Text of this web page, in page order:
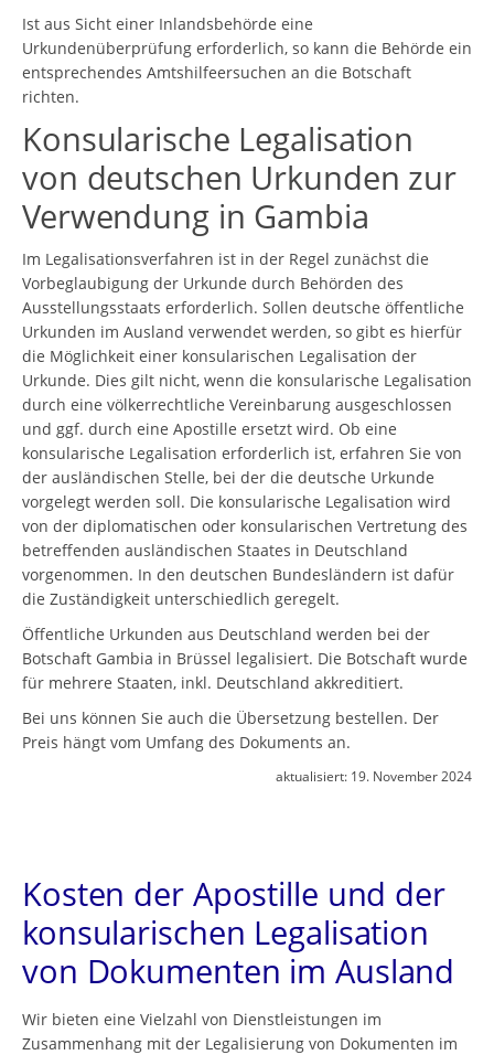
Ist aus Sicht einer Inlandsbehörde eine
Urkundenüberprüfung erforderlich, so kann die Behörde ein
entsprechendes Amtshilfeersuchen an die Botschaft
richten.
Konsularische Legalisation
von deutschen Urkunden zur
Verwendung in Gambia
Im Legalisationsverfahren ist in der Regel zunächst die
Vorbeglaubigung der Urkunde durch Behörden des
Ausstellungsstaats erforderlich. Sollen deutsche öffentliche
Urkunden im Ausland verwendet werden, so gibt es hierfür
die Möglichkeit einer konsularischen Legalisation der
Urkunde. Dies gilt nicht, wenn die konsularische Legalisation
durch eine völkerrechtliche Vereinbarung ausgeschlossen
und ggf. durch eine Apostille ersetzt wird. Ob eine
konsularische Legalisation erforderlich ist, erfahren Sie von
der ausländischen Stelle, bei der die deutsche Urkunde
vorgelegt werden soll. Die konsularische Legalisation wird
von der diplomatischen oder konsularischen Vertretung des
betreffenden ausländischen Staates in Deutschland
vorgenommen. In den deutschen Bundesländern ist dafür
die Zuständigkeit unterschiedlich geregelt.
Öffentliche Urkunden aus Deutschland werden bei der
Botschaft Gambia in Brüssel legalisiert. Die Botschaft wurde
für mehrere Staaten, inkl. Deutschland akkreditiert.
Bei uns können Sie auch die Übersetzung bestellen. Der
Preis hängt vom Umfang des Dokuments an.
aktualisiert: 19. November 2024
Kosten der Apostille und der
konsularischen Legalisation
von Dokumenten im Ausland
Wir bieten eine Vielzahl von Dienstleistungen im
Zusammenhang mit der Legalisierung von Dokumenten im